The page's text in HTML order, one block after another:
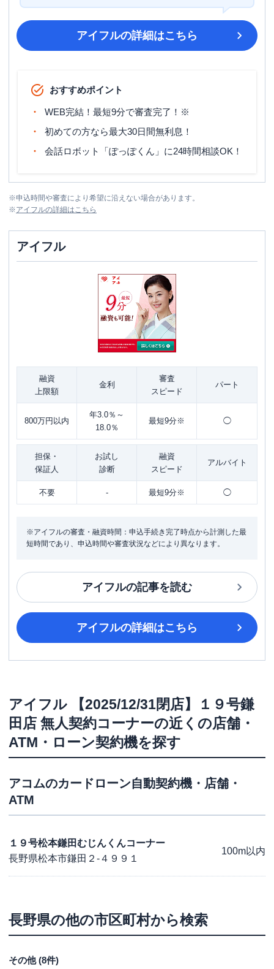
アイフルの詳細はこちら
おすすめポイント
WEB完結！最短9分で審査完了！※
初めての方なら最大30日間無利息！
会話ロボット「ぽっぽくん」に24時間相談OK！
※申込時間や審査により希望に沿えない場合があります。
※アイフルの詳細はこちら
アイフル
融資
上限額
金利
審査
スピード
パート
800万円以内
年3.0％～
18.0％
最短9分※ ◯
担保・
保証人
お試し
診断
融資
スピード
アルバイト
不要 - 最短9分※ ◯
※アイフルの審査・融資時間：申込手続き完了時点から計測した最
短時間であり、申込時間や審査状況などにより異なります。
アイフルの記事を読む
アイフルの詳細はこちら
アイフル
【2025/12/31閉店】１９号鎌
田店 無人契約コーナーの近くの店舗・
ATM・ローン契約機を探す
アコムのカードローン自動契約機・店舗・
ATM
１９号松本鎌田むじんくんコーナー
長野県松本市鎌田２-４９９１
100m以内
長野県の他の市区町村から検索
その他(8件)